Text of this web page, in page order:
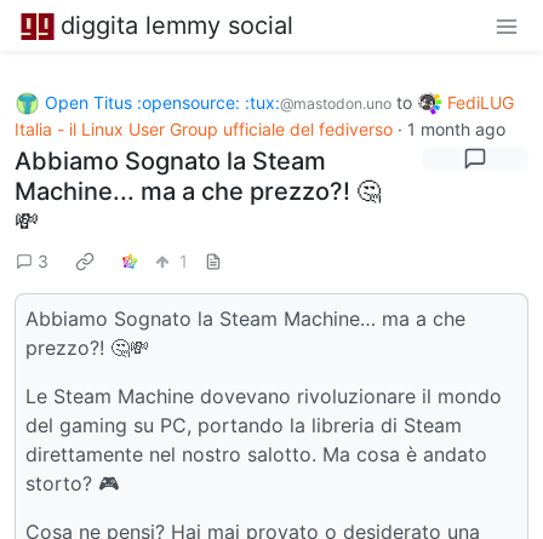
diggita lemmy social
Open Titus :opensource: :tux:@mastodon.uno to
FediLUG
Italia - il Linux User Group ufficiale del fediverso · 1 month ago
Abbiamo Sognato la Steam
Machine... ma a che prezzo?! 🤔
💸
3 1
Abbiamo Sognato la Steam Machine… ma a che
prezzo?! 🤔💸
Le Steam Machine dovevano rivoluzionare il mondo
del gaming su PC, portando la libreria di Steam
direttamente nel nostro salotto. Ma cosa è andato
storto? 🎮
Cosa ne pensi? Hai mai provato o desiderato una